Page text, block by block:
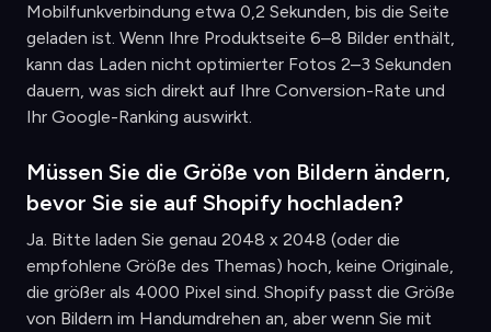
Mobilfunkverbindung etwa 0,2 Sekunden, bis die Seite
geladen ist. Wenn Ihre Produktseite 6–8 Bilder enthält,
kann das Laden nicht optimierter Fotos 2–3 Sekunden
dauern, was sich direkt auf Ihre Conversion-Rate und
Ihr Google-Ranking auswirkt.
Müssen Sie die Größe von Bildern ändern,
bevor Sie sie auf Shopify hochladen?
Ja. Bitte laden Sie genau 2048 x 2048 (oder die
empfohlene Größe des Themas) hoch, keine Originale,
die größer als 4000 Pixel sind. Shopify passt die Größe
von Bildern im Handumdrehen an, aber wenn Sie mit